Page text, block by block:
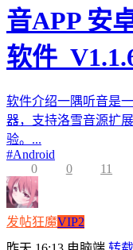
音APP 安
软件
软件介绍一隅听音是
器，支持洛雪音源扩
验。...
#Android
0
0 11
发帖狂魔VIP2